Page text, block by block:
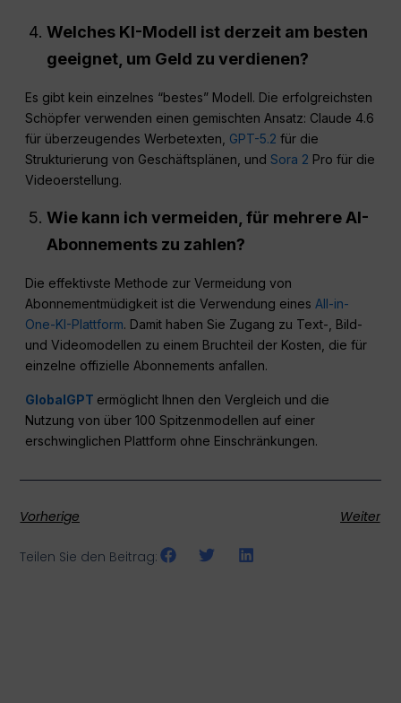
Welches KI-Modell ist derzeit am besten
geeignet, um Geld zu verdienen?
Es gibt kein einzelnes “bestes” Modell. Die erfolgreichsten
Schöpfer verwenden einen gemischten Ansatz: Claude 4.6
für überzeugendes Werbetexten, GPT-5.2 für die
Strukturierung von Geschäftsplänen, undSora 2 Pro für die
Videoerstellung.
Wie kann ich vermeiden, für mehrere AI-
Abonnements zu zahlen?
Die effektivste Methode zur Vermeidung von
Abonnementmüdigkeit ist die Verwendung einesAll-in-
One-KI-Plattform. Damit haben Sie Zugang zu Text-, Bild-
und Videomodellen zu einem Bruchteil der Kosten, die für
einzelne offizielle Abonnements anfallen.
GlobalGPT ermöglicht Ihnen den Vergleich und die
Nutzung von über 100 Spitzenmodellen auf einer
erschwinglichen Plattform ohne Einschränkungen.
Vorherige Weiter
Teilen Sie den Beitrag: